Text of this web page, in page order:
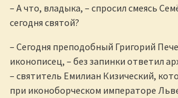
– А что, владыка, – спросил смеясь
сегодня святой?
– Сегодня преподобный Григорий
иконописец, – без запинки ответил
– святитель Емилиан Кизический,
при иконоборческом императоре